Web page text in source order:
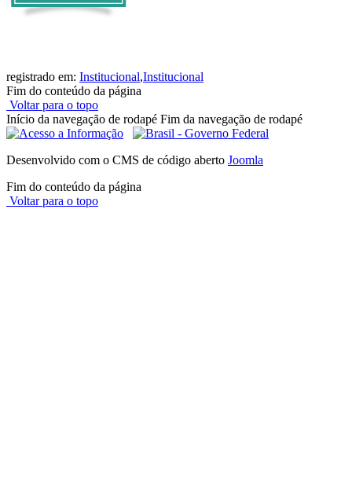
registrado em: Institucional,Institucional
Fim do conteúdo da página
Voltar para o topo
Início da navegação de rodapé Fim da navegação de rodapé
Desenvolvido com o CMS de código aberto Joomla
Fim do conteúdo da página
Voltar para o topo